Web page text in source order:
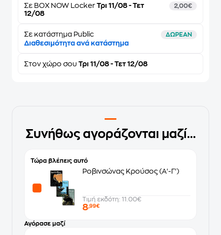
Σε BOX NOW Locker Τρι 11/08 - Τετ
12/08
2,00€
Σε κατάστημα Public ΔΩΡΕΑΝ
Διαθεσιμότητα ανά κατάστημα
Στον χώρο σου Τρι 11/08 - Τετ 12/08
Συνήθως αγοράζονται μαζί...
Τώρα βλέπεις αυτό
Ροβινσώνας Κρούσος (Α'-Γ')
Τιμή εκδότη: 11.00€
8,99€
Αγόρασε μαζί